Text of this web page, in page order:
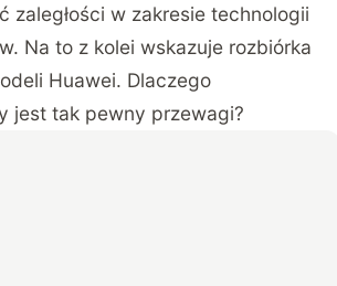
zaległości w zakresie technologii
Na to z kolei wskazuje rozbiórka
Huawei. Dlaczego
jest tak pewny przewagi?